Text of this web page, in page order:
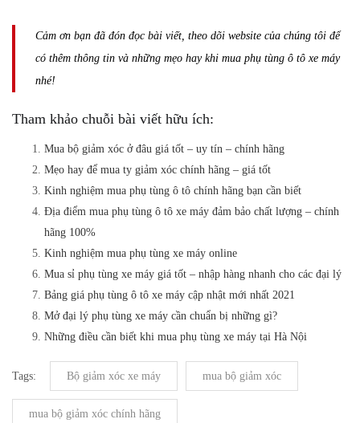
Cảm ơn bạn đã đón đọc bài viết, theo dõi website của chúng tôi để
có thêm thông tin và những mẹo hay khi mua phụ tùng ô tô xe máy
nhé!
Tham khảo chuỗi bài viết hữu ích:
Mua bộ giảm xóc ở đâu giá tốt – uy tín – chính hãng
Mẹo hay để mua ty giảm xóc chính hãng – giá tốt
Kinh nghiệm mua phụ tùng ô tô chính hãng bạn cần biết
Địa điểm mua phụ tùng ô tô xe máy đảm bảo chất lượng – chính
hãng 100%
Kinh nghiệm mua phụ tùng xe máy online
Mua sỉ phụ tùng xe máy giá tốt – nhập hàng nhanh cho các đại lý
Bảng giá phụ tùng ô tô xe máy cập nhật mới nhất 2021
Mở đại lý phụ tùng xe máy cần chuẩn bị những gì?
Những điều cần biết khi mua phụ tùng xe máy tại Hà Nội
Tags: Bộ giảm xóc xe máy mua bộ giảm xóc
mua bộ giảm xóc chính hãng